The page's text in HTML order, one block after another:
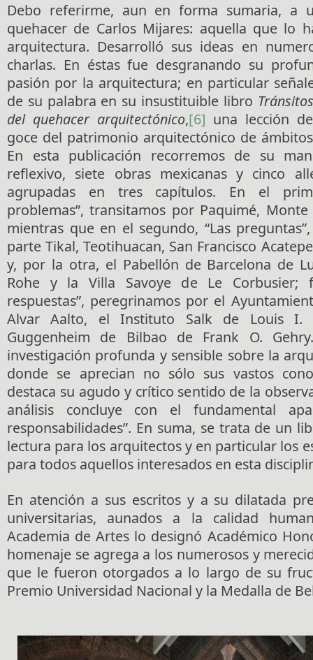
Debo referirme, aun en forma sumaria, a
quehacer de Carlos Mijares: aquella que lo
arquitectura. Desarrolló sus ideas en
charlas. En éstas fue desgranando su
pasión por la arquitectura; en particular
de su palabra en su insustituible libro
del quehacer arquitectónico,[6] una lección
goce del patrimonio arquitectónico de
En esta publicación recorremos de su
reflexivo, siete obras mexicanas y cinco
agrupadas en tres capítulos. En el
problemas”, transitamos por Paquimé,
mientras que en el segundo, “Las
parte Tikal, Teotihuacan, San Francisco
y, por la otra, el Pabellón de Barcelona de
Rohe y la Villa Savoye de Le Corbusier;
respuestas”, peregrinamos por el
Alvar Aalto, el Instituto Salk de Louis I.
Guggenheim de Bilbao de Frank O.
investigación profunda y sensible sobre la
donde se aprecian no sólo sus vastos
destaca su agudo y crítico sentido de la
análisis concluye con el fundamental
responsabilidades”. En suma, se trata de un
lectura para los arquitectos y en particular los
para todos aquellos interesados en esta
En atención a sus escritos y a su dilatada
universitarias, aunados a la calidad
Academia de Artes lo designó Académico
homenaje se agrega a los numerosos y
que le fueron otorgados a lo largo de su
Premio Universidad Nacional y la Medalla de